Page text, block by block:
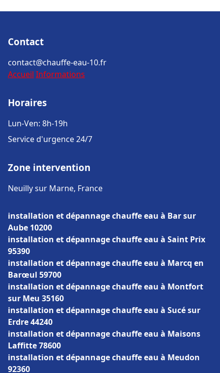
Contact
contact@chauffe-eau-10.fr
Accueil Informations
Horaires
Lun-Ven: 8h-19h
Service d'urgence 24/7
Zone intervention
Neuilly sur Marne, France
installation et dépannage chauffe eau à Bar sur
Aube 10200
installation et dépannage chauffe eau à Saint Prix
95390
installation et dépannage chauffe eau à Marcq en
Barœul 59700
installation et dépannage chauffe eau à Montfort
sur Meu 35160
installation et dépannage chauffe eau à Sucé sur
Erdre 44240
installation et dépannage chauffe eau à Maisons
Laffitte 78600
installation et dépannage chauffe eau à Meudon
92360